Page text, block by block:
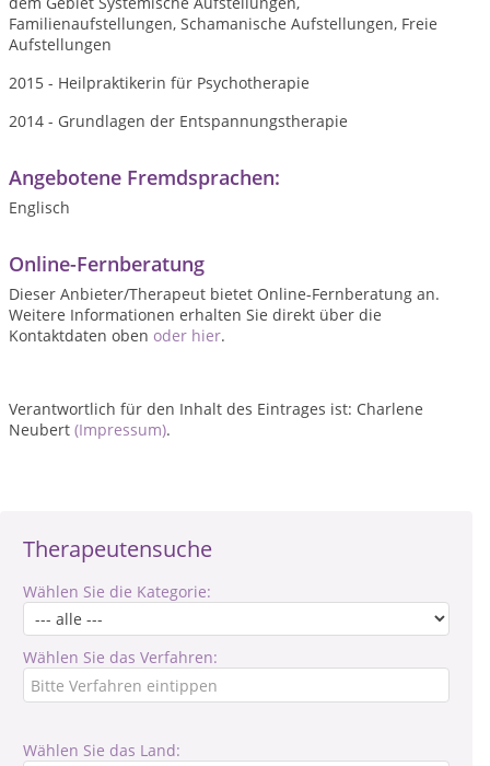
Therapeutensuche
Wählen Sie die Kategorie:
Wählen Sie das Verfahren:
Wählen Sie das Land:
Familienaufstellungen, Schamanische Aufstellungen, Freie
Aufstellungen
2015 - Heilpraktikerin für Psychotherapie
2014 - Grundlagen der Entspannungstherapie
Angebotene Fremdsprachen:
Englisch
Online-Fernberatung
Dieser Anbieter/Therapeut bietet Online-Fernberatung an.
Weitere Informationen erhalten Sie direkt über die
Kontaktdaten oben oder hier.
Verantwortlich für den Inhalt des Eintrages ist: Charlene
Neubert (Impressum).